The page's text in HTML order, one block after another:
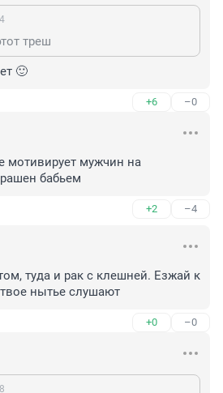
треш
🙂
+6 –0
мотивирует мужчин на
бабьем
+2 –4
туда и рак с клешней. Езжай к
нытье слушают
+0 –0